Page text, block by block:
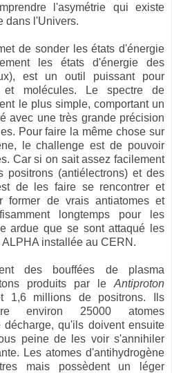
l'asymétrie qui existe
dans l'Univers.
de sonder les états d'énergie
les états d'énergie des
est un outil puissant pour
et molécules. Le spectre de
le plus simple, comportant un
avec une très grande précision
Pour faire la même chose sur
le challenge est de pouvoir
Car si on sait assez facilement
positrons (antiélectrons) et des
de les faire se rencontrer et
former de vrais antiatomes et
longtemps pour les
ardue que se sont attaqué les
installée au CERN.
des bouffées de plasma
produits par le Antiproton
millions de positrons. Ils
environ 25000 atomes
qu'ils doivent ensuite
peine de les voir s'annihiler
Les atomes d'antihydrogène
mais possèdent un léger